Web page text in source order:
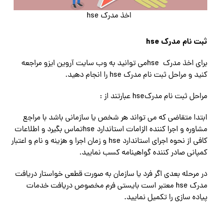
اخذ مدرک hse
ثبت نام مدرکhse
برای اخذ مدرک hseمی توانید به وب سایت آروین ایزو مراجعه
کنید و مراحل ثبت نام مدرک hse را انجام دهید.
مراحل ثبت نام مدرکhse عبارتند از :
ابتدا متقاضی که می تواند هر شخص یا سازمانی باشد با مراجع
مشاوره و اجرا کننده الزامات استاندارد hseتماس بگیرد و اطلاعات
کافی از نحوه اجرای استاندارد hse و زمان اجرا و هزینه و نام و اعتبار
کمپانی صادر کننده گواهینامه کسب نمایید.
در مرحله بعدی اگر فرد یا سازمان به صورت قطعی خواستار دریافت
مدرک hse معتبر است بایستی فرم مخصوص دریافت خدمات
پیاده سازی را تکمیل نمایید.